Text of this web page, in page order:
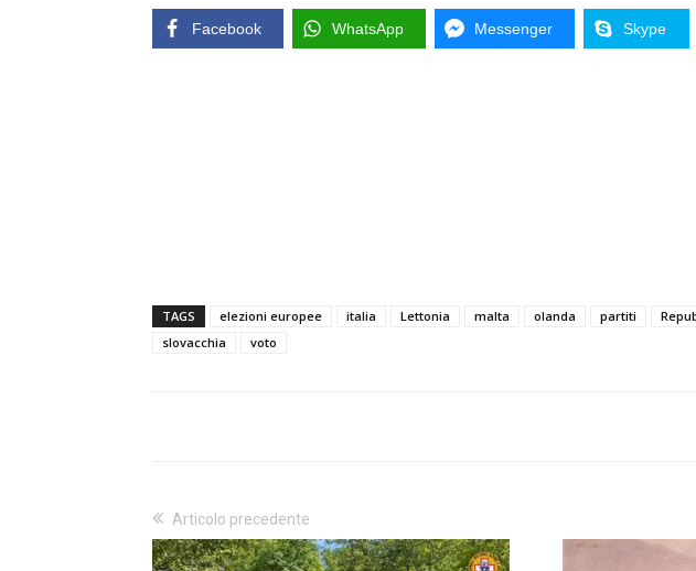
Facebook WhatsApp Messenger Skype
TAGS elezioni europee italia Lettonia malta olanda partiti
slovacchia
voto
Articolo precedente